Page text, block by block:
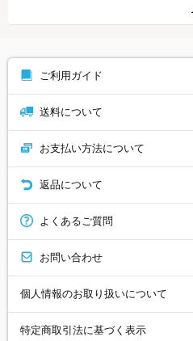
ご利用ガイド
送料について
お支払い方法について
返品について
よくあるご質問
お問い合わせ
個人情報のお取り扱いについて
特定商取引法に基づく表示